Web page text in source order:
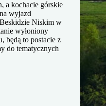
a kochacie górskie
wyjazd
Niskim w
wyłoniony
będą to postacie z
do tematycznych